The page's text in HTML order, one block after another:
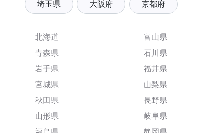
埼玉県 大阪府 京都府
北海道
青森県
岩手県
宮城県
秋田県
山形県
富山県
石川県
福井県
山梨県
長野県
岐阜県